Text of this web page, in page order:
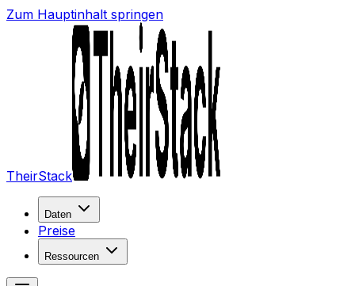
Zum Hauptinhalt springen
TheirStack
Daten
Preise
Ressourcen